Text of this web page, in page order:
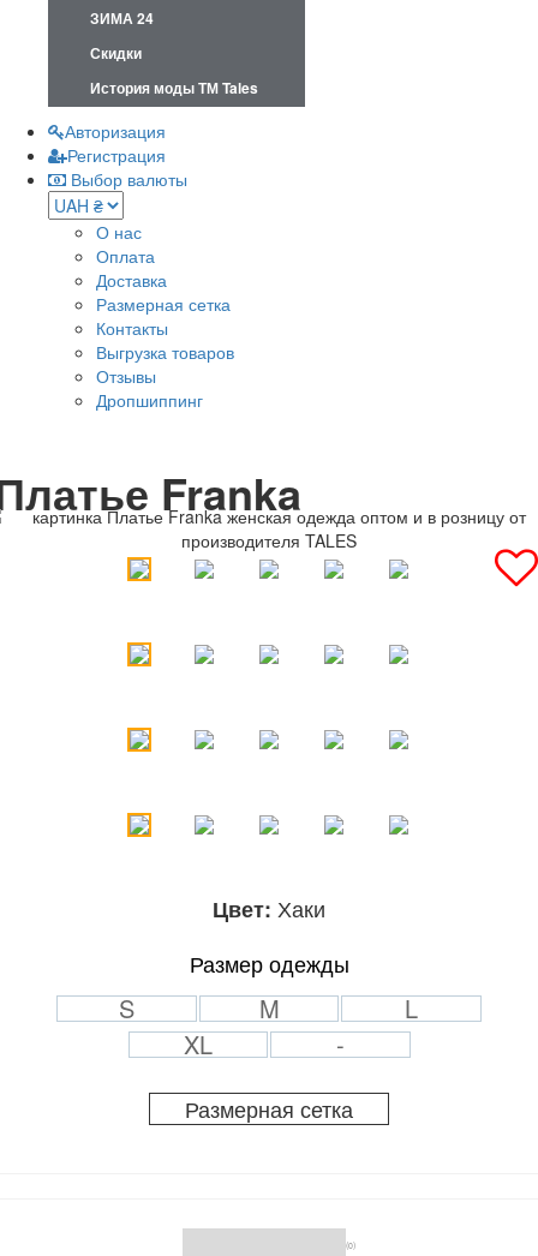
ЗИМА 24
Скидки
История моды ТМ Tales
Авторизация
Регистрация
Выбор валюты
О нас
Оплата
Доставка
Размерная сетка
Контакты
Выгрузка товаров
Отзывы
Дропшиппинг
Franka
Цвет: Хаки
Размер одежды
S M
L
XL
-
Размерная сетка
(0)